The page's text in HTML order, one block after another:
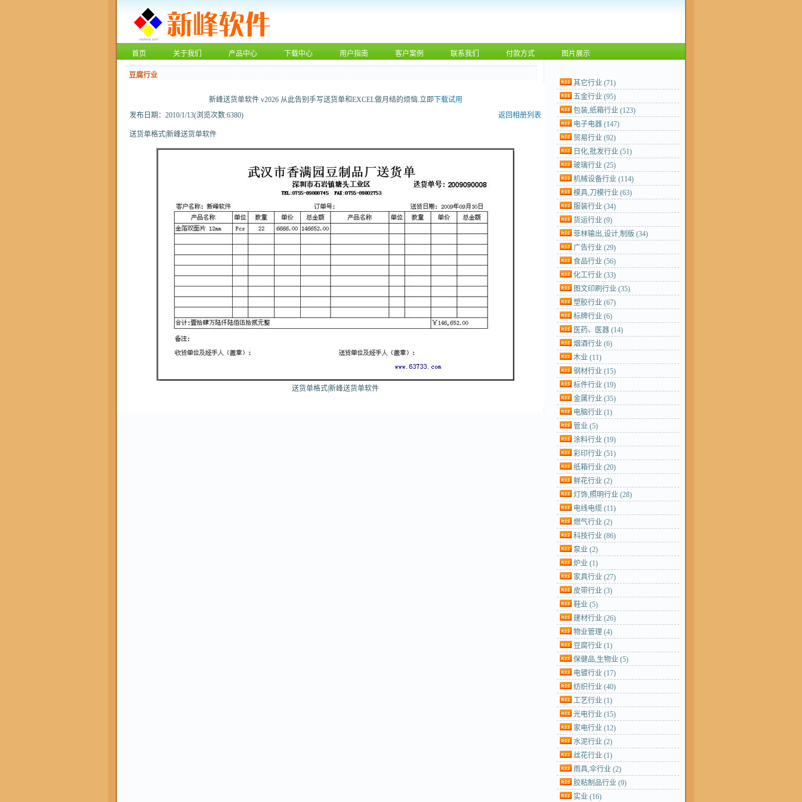
首页 关于我们 产品中心 下载中心 用户指南 客户案例 联系我们 付款方式 图片展示
豆腐行业
新峰送货单软件 v2026 从此告别手写送货单和EXCEL做月结的烦恼.立即 下载试用
发布日期：2010/1/13(浏览次数:6380)
返回相册列表
送货单格式|新峰送货单软件
送货单格式|新峰送货单软件
其它行业 (71)
五金行业 (95)
包装,纸箱行业 (123)
电子电器 (147)
贸易行业 (92)
日化,批发行业 (51)
玻璃行业 (25)
机械设备行业 (114)
模具,刀模行业 (63)
服装行业 (34)
货运行业 (9)
菲林输出,设计,制版 (34)
广告行业 (29)
食品行业 (56)
化工行业 (33)
图文印刷行业 (35)
塑胶行业 (67)
标牌行业 (6)
医药、医器 (14)
烟酒行业 (6)
木业 (11)
钢材行业 (15)
标件行业 (19)
金属行业 (35)
电脑行业 (1)
管业 (5)
涂料行业 (19)
彩印行业 (51)
纸箱行业 (20)
鲜花行业 (2)
灯饰,照明行业 (28)
电线电缆 (11)
燃气行业 (2)
科技行业 (86)
泵业 (2)
炉业 (1)
家具行业 (27)
皮带行业 (3)
鞋业 (5)
建材行业 (26)
物业管理 (4)
豆腐行业 (1)
保健品,生物业 (5)
电镀行业 (17)
纺织行业 (40)
工艺行业 (1)
光电行业 (15)
家电行业 (12)
水泥行业 (2)
丝花行业 (1)
雨具,伞行业 (2)
胶粘制品行业 (9)
实业 (16)